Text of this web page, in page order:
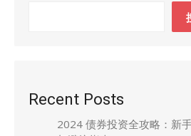
Recent Posts
2024 债券投资全攻略：新